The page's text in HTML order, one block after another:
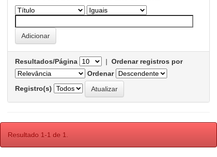
Resultados/Página | Ordenar registros por
Ordenar
Registro(s)
Resultado 1-1 de 1.